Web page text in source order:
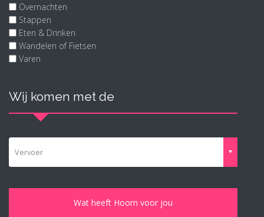
Overnachten
Stappen
Eten & Drinken
Wandelen of Fietsen
Varen
Wij komen met de
Vervoer